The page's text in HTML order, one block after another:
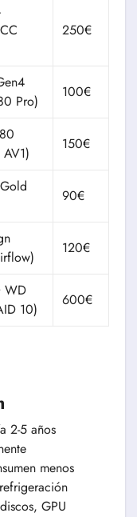
250€
Pro)
100€
150€
90€
120€
WD
10)
600€
2-5 años
menos
GPU